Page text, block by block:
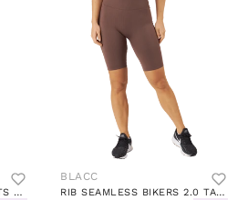
LAVA COMPRESSION TIGHTS BLACK
BLACC
RIB SEAMLESS BIKERS 2.0 TAUPE